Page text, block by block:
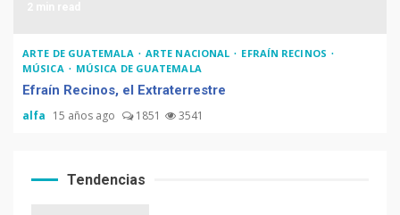
ARTE DE GUATEMALA ARTE NACIONAL
EFRAÍN RECINOS
MÚSICA
MÚSICA DE GUATEMALA
Efraín Recinos, el Extraterrestre
alfa 15 años ago 1851 3541
Tendencias